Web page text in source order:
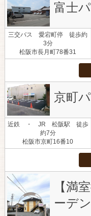
富士
三交バス 愛宕町停 徒歩約
3分
松阪市長月町78番31
京町
近鉄 ・ JR 松阪駅 徒歩
約7分
松阪市京町16番10
【満
ーデン